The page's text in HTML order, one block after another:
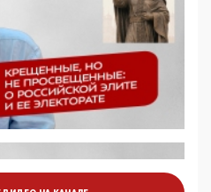
Минцифры намерено
право
социальные объекты от
от борца с
контентом
поднимают электорат